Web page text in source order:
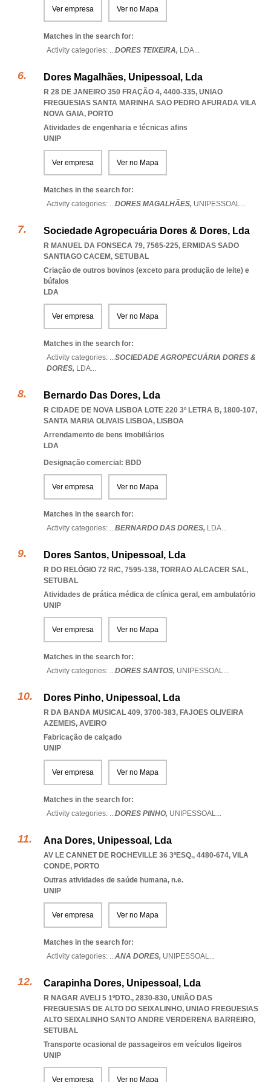
Ver empresa Ver no Mapa
Matches in the search for:
Activity categories: ...DORES TEIXEIRA, LDA...
Dores Magalhães, Unipessoal, Lda
R 28 DE JANEIRO 350 FRAÇÃO 4, 4400-335, UNIAO
FREGUESIAS SANTA MARINHA SAO PEDRO AFURADA VILA
NOVA GAIA, PORTO
Atividades de engenharia e técnicas afins
UNIP
Ver empresa Ver no Mapa
Matches in the search for:
Activity categories: ...DORES MAGALHÃES, UNIPESSOAL...
Sociedade Agropecuária Dores & Dores, Lda
R MANUEL DA FONSECA 79, 7565-225, ERMIDAS SADO
SANTIAGO CACEM, SETUBAL
Criação de outros bovinos (exceto para produção de leite) e
búfalos
LDA
Ver empresa Ver no Mapa
Matches in the search for:
Activity categories: ...SOCIEDADE AGROPECUÁRIA DORES &
DORES, LDA...
Bernardo Das Dores, Lda
R CIDADE DE NOVA LISBOA LOTE 220 3º LETRA B, 1800-107,
SANTA MARIA OLIVAIS LISBOA, LISBOA
Arrendamento de bens imobiliários
LDA
Designação comercial: BDD
Ver empresa Ver no Mapa
Matches in the search for:
Activity categories: ...BERNARDO DAS DORES, LDA...
Dores Santos, Unipessoal, Lda
R DO RELÓGIO 72 R/C, 7595-138, TORRAO ALCACER SAL,
SETUBAL
Atividades de prática médica de clínica geral, em ambulatório
UNIP
Ver empresa Ver no Mapa
Matches in the search for:
Activity categories: ...DORES SANTOS, UNIPESSOAL...
Dores Pinho, Unipessoal, Lda
R DA BANDA MUSICAL 409, 3700-383, FAJOES OLIVEIRA
AZEMEIS, AVEIRO
Fabricação de calçado
UNIP
Ver empresa Ver no Mapa
Matches in the search for:
Activity categories: ...DORES PINHO, UNIPESSOAL...
Ana Dores, Unipessoal, Lda
AV LE CANNET DE ROCHEVILLE 36 3ºESQ., 4480-674, VILA
CONDE, PORTO
Outras atividades de saúde humana, n.e.
UNIP
Ver empresa Ver no Mapa
Matches in the search for:
Activity categories: ...ANA DORES, UNIPESSOAL...
Carapinha Dores, Unipessoal, Lda
R NAGAR AVELI 5 1ºDTO., 2830-830, UNIÃO DAS
FREGUESIAS DE ALTO DO SEIXALINHO, UNIAO FREGUESIAS
ALTO SEIXALINHO SANTO ANDRE VERDERENA BARREIRO,
SETUBAL
Transporte ocasional de passageiros em veículos ligeiros
UNIP
Ver empresa Ver no Mapa